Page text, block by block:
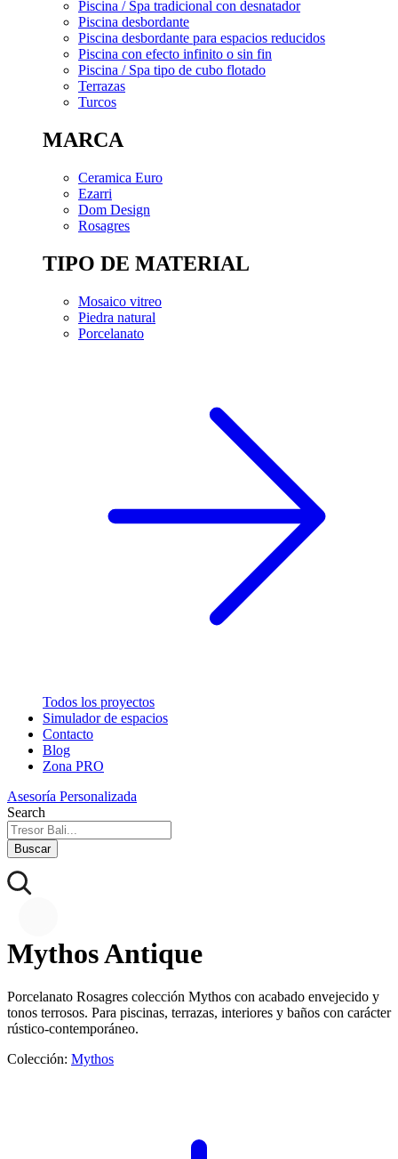
Piscina / Spa tradicional con desnatador
Piscina desbordante
Piscina desbordante para espacios reducidos
Piscina con efecto infinito o sin fin
Piscina / Spa tipo de cubo flotado
Terrazas
Turcos
MARCA
Ceramica Euro
Ezarri
Dom Design
Rosagres
TIPO DE MATERIAL
Mosaico vitreo
Piedra natural
Porcelanato
Todos los proyectos
Simulador de espacios
Contacto
Blog
Zona PRO
Asesoría Personalizada
Search
Buscar
Mythos Antique
Porcelanato Rosagres colección Mythos con acabado envejecido y
tonos terrosos. Para piscinas, terrazas, interiores y baños con carácter
rústico-contemporáneo.
Colección: Mythos